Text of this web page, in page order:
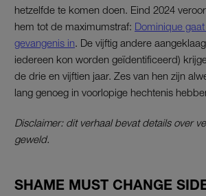
hetzelfde te komen doen. Eind 2024
hem tot de maximumstraf: Dominique
gevangenis in . De vijftig andere
iedereen kon worden geïdentificeerd)
de drie en vijftien jaar. Zes van hen zijn
lang genoeg in voorlopige hechtenis
Disclaimer: dit verhaal bevat details over
geweld.
SHAME MUST CHANGE